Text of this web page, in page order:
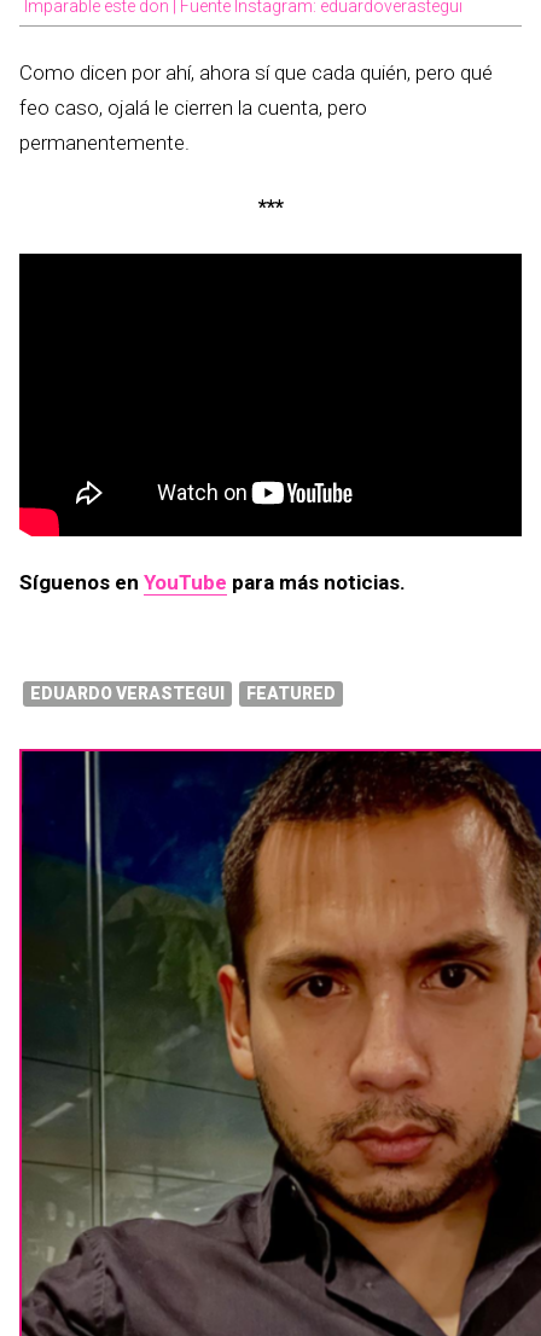
Imparable este don | Fuente Instagram: eduardoverastegui
Como dicen por ahí, ahora sí que cada quién, pero qué
feo caso, ojalá le cierren la cuenta, pero
permanentemente.
***
Síguenos en YouTube para más noticias.
EDUARDO VERASTEGUI FEATURED